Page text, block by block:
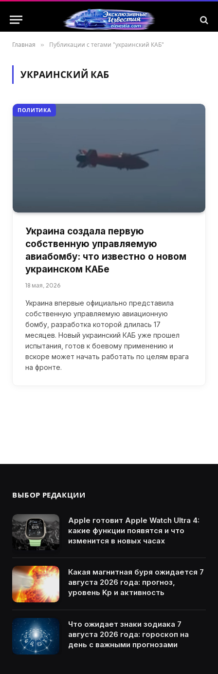
Главная » Публикации с тегами "украинский КАБ"
УКРАИНСКИЙ КАБ
ПОЛИТИКА
Украина создала первую
собственную управляемую
авиабомбу: что известно о новом
украинском КАБе
18 мая, 2026
Украина впервые официально представила
собственную управляемую авиационную
бомбу, разработка которой длилась 17
месяцев. Новый украинский КАБ уже прошел
испытания, готов к боевому применению и
вскоре может начать работать по целям врага
на фронте.
ВЫБОР РЕДАКЦИИ
Apple готовит Apple Watch Ultra 4:
какие функции появятся и что
изменится в новых часах
Какая магнитная буря ожидается 7
августа 2026 года: прогноз,
уровень Kp и активность
Что ожидает знаки зодиака 7
августа 2026 года: гороскоп на
день с важными прогнозами